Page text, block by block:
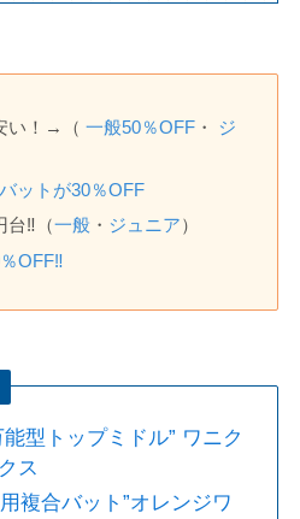
い！→（一般50％OFF ・ ジ
ットが30％OFF
台‼️（一般 ・ ジュニア）
OFF‼️
型トップミドル” ワニク
ス
複合バット”オレンジワ